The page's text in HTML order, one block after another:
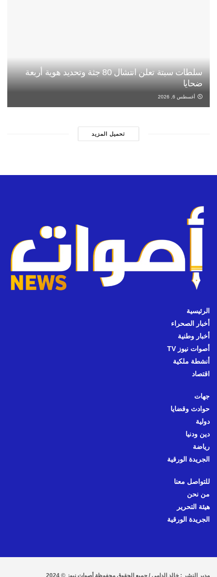
سلطات سبتة تعلن انتشال 80 جثة وتحديد هوية أربعة
ضحايا
أغسطس 6, 2026
تحميل المزيد
الرئيسية
أخبار الصحراء
أخبار وطنية
أصوات نيوز TV
أنشطة ملكية
اقتصاد
جهات
حوادث وقضايا
دولية
دين ودنيا
رياضة
الجريدة الورقية
للتواصل معنا
من نحن
هيئة التحرير
الجريدة الورقية